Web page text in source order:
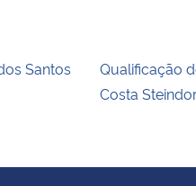
Santos
Qualificação
Costa